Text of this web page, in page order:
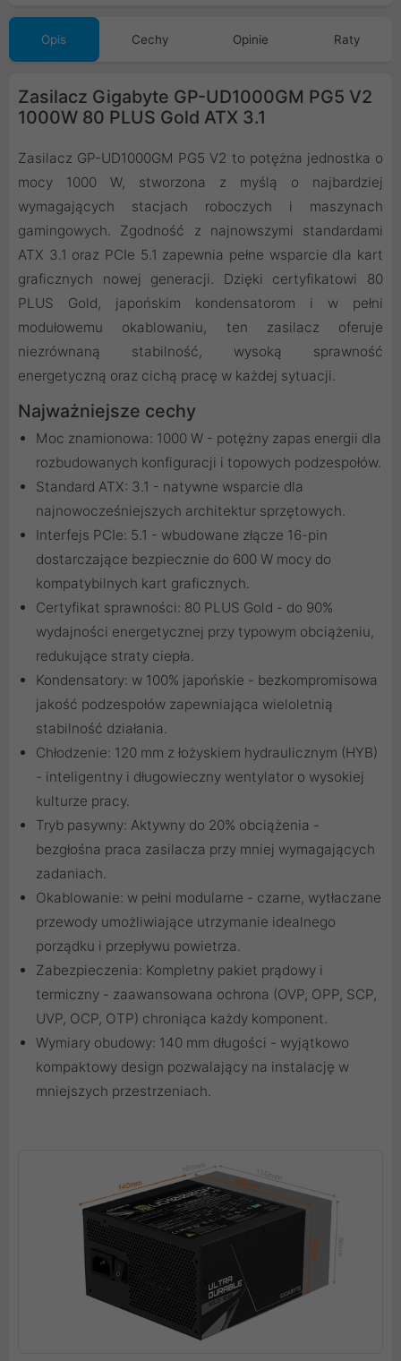
Opis Cechy Opinie Raty
Zasilacz Gigabyte GP-UD1000GM PG5 V2
1000W 80 PLUS Gold ATX 3.1
Zasilacz GP-UD1000GM PG5 V2 to potężna jednostka o
mocy 1000 W, stworzona z myślą o najbardziej
wymagających stacjach roboczych i maszynach
gamingowych. Zgodność z najnowszymi standardami
ATX 3.1 oraz PCIe 5.1 zapewnia pełne wsparcie dla kart
graficznych nowej generacji. Dzięki certyfikatowi 80
PLUS Gold, japońskim kondensatorom i w pełni
modułowemu okablowaniu, ten zasilacz oferuje
niezrównaną stabilność, wysoką sprawność
energetyczną oraz cichą pracę w każdej sytuacji.
Najważniejsze cechy
Moc znamionowa: 1000 W - potężny zapas energii dla
rozbudowanych konfiguracji i topowych podzespołów.
Standard ATX: 3.1 - natywne wsparcie dla
najnowocześniejszych architektur sprzętowych.
Interfejs PCIe: 5.1 - wbudowane złącze 16-pin
dostarczające bezpiecznie do 600 W mocy do
kompatybilnych kart graficznych.
Certyfikat sprawności: 80 PLUS Gold - do 90%
wydajności energetycznej przy typowym obciążeniu,
redukujące straty ciepła.
Kondensatory: w 100% japońskie - bezkompromisowa
jakość podzespołów zapewniająca wieloletnią
stabilność działania.
Chłodzenie: 120 mm z łożyskiem hydraulicznym (HYB)
- inteligentny i długowieczny wentylator o wysokiej
kulturze pracy.
Tryb pasywny: Aktywny do 20% obciążenia -
bezgłośna praca zasilacza przy mniej wymagających
zadaniach.
Okablowanie: w pełni modularne - czarne, wytłaczane
przewody umożliwiające utrzymanie idealnego
porządku i przepływu powietrza.
Zabezpieczenia: Kompletny pakiet prądowy i
termiczny - zaawansowana ochrona (OVP, OPP, SCP,
UVP, OCP, OTP) chroniąca każdy komponent.
Wymiary obudowy: 140 mm długości - wyjątkowo
kompaktowy design pozwalający na instalację w
mniejszych przestrzeniach.